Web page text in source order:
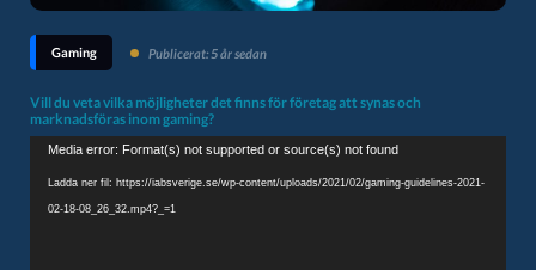
Gaming Publicerat: 5 år sedan
Vill du veta vilka möjligheter det finns för företag att synas och
marknadsföras inom gaming?
Videospelare
Media error: Format(s) not supported or source(s) not found
Ladda ner fil: https://iabsverige.se/wp-content/uploads/2021/02/gaming-guidelines-2021-
02-18-08_26_32.mp4?_=1